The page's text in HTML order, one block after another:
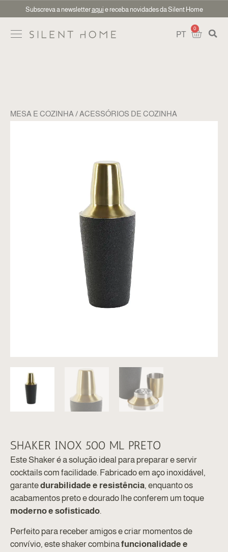
Subscreva a newsletteraqui e receba novidades da Silent Home
PT
0
MESA E COZINHA ACESSÓRIOS DE COZINHA
SHAKER INOX 500 ML PRETO
Este Shaker é a solução ideal para preparar e servir
cocktails com facilidade. Fabricado em aço inoxidável,
garantedurabilidade e resistência, enquanto os
acabamentos preto e dourado lhe conferem um toque
moderno e sofisticado.
Perfeito para receber amigos e criar momentos de
convívio, este shaker combinafuncionalidade e